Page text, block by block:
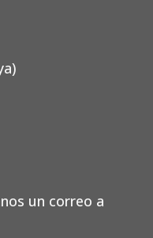
un correo a